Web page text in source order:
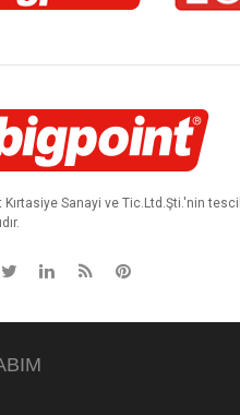
Kırtasiye Sanayi ve Tic.Ltd.Şti.'nin